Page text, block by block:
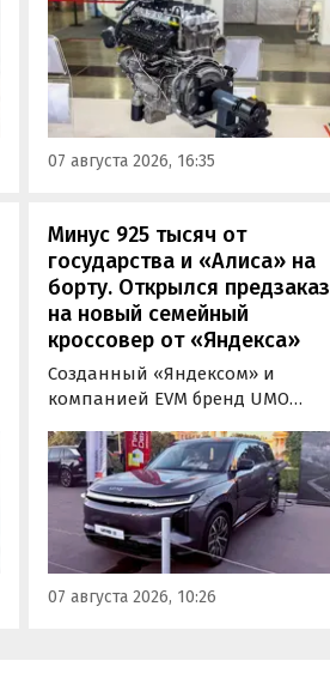
получивший индекс 414320.
Корреспонденту
«Автоновостей дня» удалось
лично ознакомиться с
новинкой на выставке
«Иннопром» в Екатеринбурге.
07 августа 2026, 16:35
Минус 925 тысяч от
государства и «Алиса» на
борту. Открылся предзаказ
на новый семейный
кроссовер от «Яндекса»
Созданный «Яндексом» и
компанией EVM бренд UMO
на свою вторую модель
- полноразмерный гибридный
кроссовер UMO 8 с полным
приводом. Его уже можно
заказать в двух версиях: Max за
5 915 000 рублей и Ultra за 6 415
000 рублей без учета
07 августа 2026, 10:26